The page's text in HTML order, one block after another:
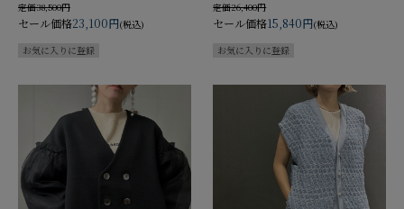
定価38,500円
セール価格23,100円(税込)
定価26,400円
セール価格15,840円(税込)